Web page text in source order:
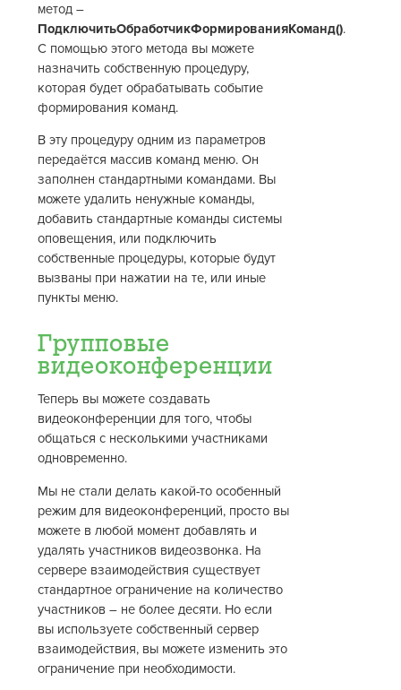
метод –
ПодключитьОбработчикФормированияКоманд().
С помощью этого метода вы можете
назначить собственную процедуру,
которая будет обрабатывать событие
формирования команд.
В эту процедуру одним из параметров
передаётся массив команд меню. Он
заполнен стандартными командами. Вы
можете удалить ненужные команды,
добавить стандартные команды системы
оповещения, или подключить
собственные процедуры, которые будут
вызваны при нажатии на те, или иные
пункты меню.
Групповые
видеоконференции
Теперь вы можете создавать
видеоконференции для того, чтобы
общаться с несколькими участниками
одновременно.
Мы не стали делать какой-то особенный
режим для видеоконференций, просто вы
можете в любой момент добавлять и
удалять участников видеозвонка. На
сервере взаимодействия существует
стандартное ограничение на количество
участников – не более десяти. Но если
вы используете собственный сервер
взаимодействия, вы можете изменить это
ограничение при необходимости.